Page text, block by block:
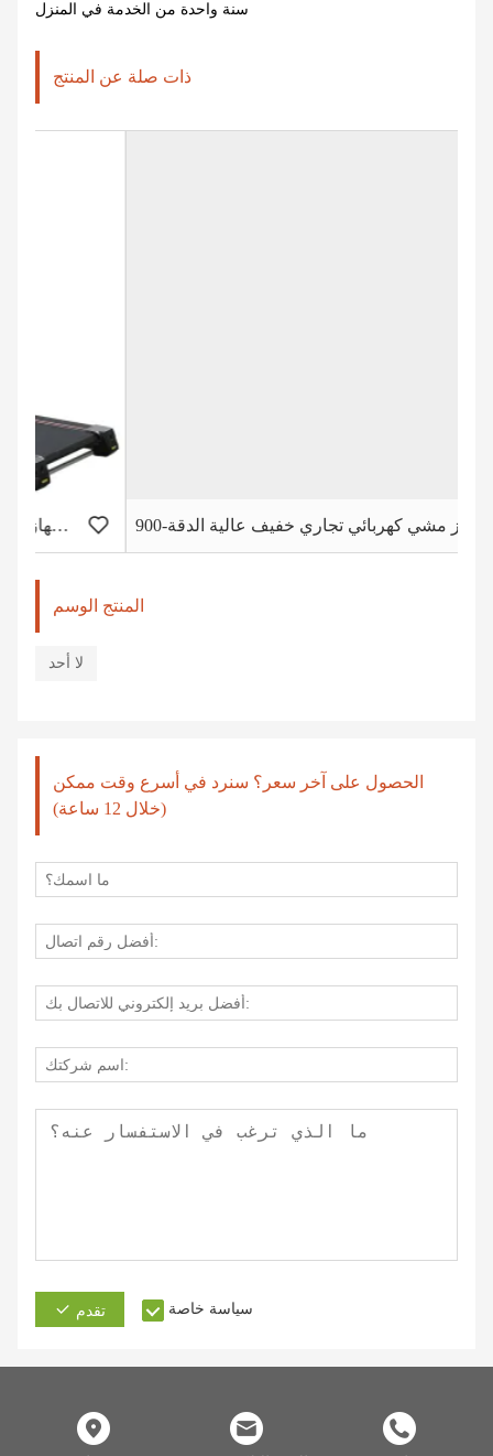
سنة واحدة من الخدمة في المنزل
ذات صلة عن المنتج
جهاز مشي كهربائي تجاري خفيف عالية الدقة-900
المنتج الوسم
لا أحد
الحصول على آخر سعر؟ سنرد في أسرع وقت ممكن
(خلال 12 ساعة)
تقدم سياسة خاصة